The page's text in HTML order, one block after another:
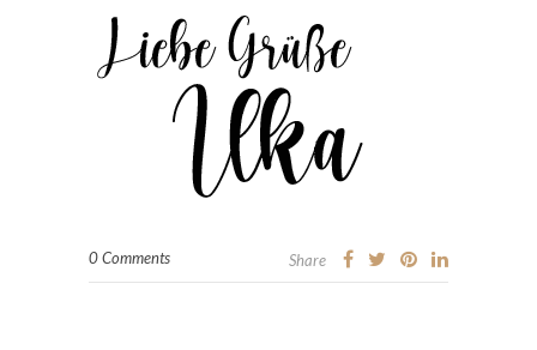
0 Comments Share